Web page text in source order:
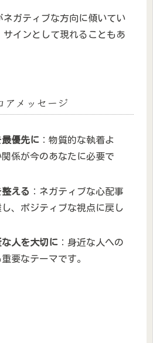
ネガティブな方向に傾いてい
インとして現れることもあ
メッセージ
優先に ：物質的な執着よ
係が今のあなたに必要で
える ：ネガティブな心配事
、ポジティブな視点に戻し
人を大切に ：身近な人への
要なテーマです。